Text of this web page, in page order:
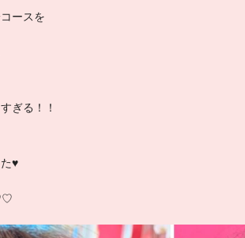
ースを
ぎる！！
♥️